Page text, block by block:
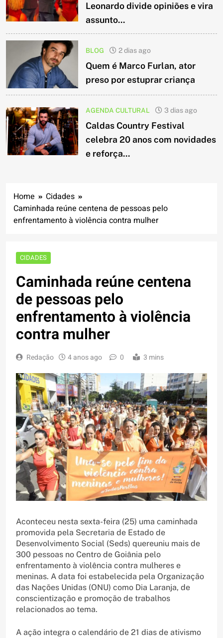
Leonardo divide opiniões e vira
assunto...
BLOG 2 dias ago
Quem é Marco Furlan, ator
preso por estuprar criança
AGENDA CULTURAL 3 dias ago
Caldas Country Festival
celebra 20 anos com novidades
e reforça...
Home
Cidades
Caminhada reúne centena de pessoas pelo
enfrentamento à violência contra mulher
CIDADES
Caminhada reúne centena
de pessoas pelo
enfrentamento à violência
contra mulher
Redação 4 anos ago 0 3 mins
Aconteceu nesta sexta-feira (25) uma caminhada
promovida pela Secretaria de Estado de
Desenvolvimento Social (Seds) quereuniu mais de
300 pessoas no Centro de Goiânia pelo
enfrentamento à violência contra mulheres e
meninas. A data foi estabelecida pela Organização
das Nações Unidas (ONU) como Dia Laranja, de
conscientização e promoção de trabalhos
relacionados ao tema.
A ação integra o calendário de 21 dias de ativismo